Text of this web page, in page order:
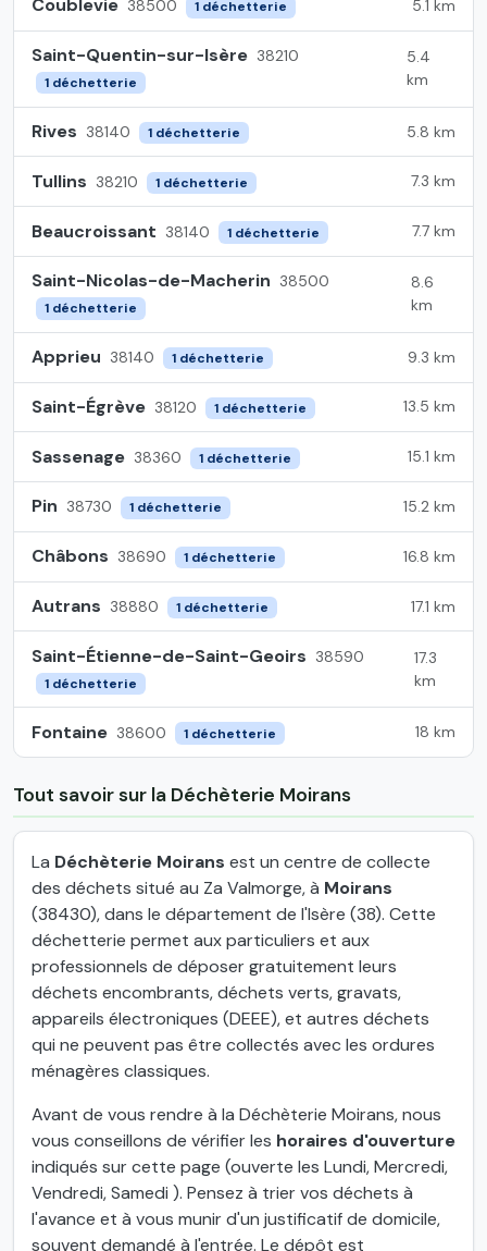
Coublevie 38500 1 déchetterie 5.1 km
Saint-Quentin-sur-Isère 38210
1 déchetterie
5.4
km
Rives 38140 1 déchetterie 5.8 km
Tullins 38210 1 déchetterie 7.3 km
Beaucroissant 38140 1 déchetterie 7.7 km
Saint-Nicolas-de-Macherin 38500
1 déchetterie
8.6
km
Apprieu 38140 1 déchetterie 9.3 km
Saint-Égrève 38120 1 déchetterie 13.5 km
Sassenage 38360 1 déchetterie 15.1 km
Pin 38730 1 déchetterie 15.2 km
Châbons 38690 1 déchetterie 16.8 km
Autrans 38880 1 déchetterie 17.1 km
Saint-Étienne-de-Saint-Geoirs 38590
1 déchetterie
17.3
km
Fontaine 38600 1 déchetterie 18 km
Tout savoir sur la Déchèterie Moirans
La Déchèterie Moirans est un centre de collecte
des déchets situé au Za Valmorge, à Moirans
(38430), dans le département de l'Isère (38). Cette
déchetterie permet aux particuliers et aux
professionnels de déposer gratuitement leurs
déchets encombrants, déchets verts, gravats,
appareils électroniques (DEEE), et autres déchets
qui ne peuvent pas être collectés avec les ordures
ménagères classiques.
Avant de vous rendre à la Déchèterie Moirans, nous
vous conseillons de vérifier les horaires d'ouverture
indiqués sur cette page (ouverte les Lundi, Mercredi,
Vendredi, Samedi ). Pensez à trier vos déchets à
l'avance et à vous munir d'un justificatif de domicile,
souvent demandé à l'entrée. Le dépôt est